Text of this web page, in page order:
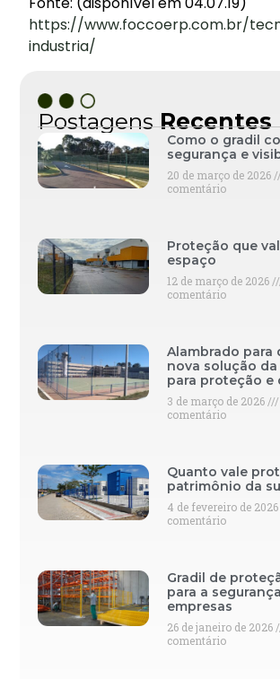
https://www.foccoerp.com.br/
industria/
PostagensRecentes
Como o gradil
segurança e
20 de março de 2026
comentário
Proteção que
espaço
12 de março de 2026
comentário
Alambrado para
nova solução
para proteção e
3 de março de 2026
comentário
Quanto vale
patrimônio da
4 de fevereiro de 2026
comentário
Gradil de
para a
empresas
26 de janeiro de 2026
comentário